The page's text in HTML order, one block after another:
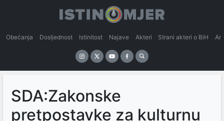
Obećanja Dosljednost Istinitost Najave Akteri Strani akteri o BiH
SDA:Zakonske
pretpostavke za kulturnu